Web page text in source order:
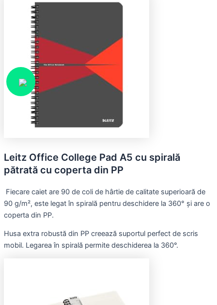
Leitz Office College Pad A5 cu spirală
pătrată cu coperta din PP
Fiecare caiet are 90 de coli de hârtie de calitate superioară de
90 g/m², este legat în spirală pentru deschidere la 360° și are o
coperta din PP.
Husa extra robustă din PP creează suportul perfect de scris
mobil. Legarea în spirală permite deschiderea la 360°.